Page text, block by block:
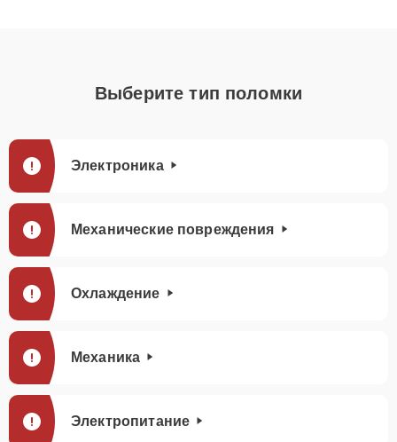
Выберите тип поломки
Электроника
Механические повреждения
Охлаждение
Механика
Электропитание